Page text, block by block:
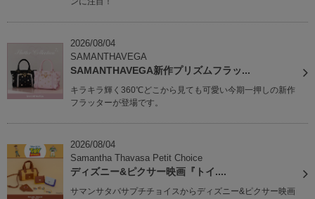
2026/08/04
SAMANTHAVEGA
SAMANTHAVEGA新作プリズムフラッ...
キラキラ輝く360℃どこから見ても可愛い今期一押しの新作
フラッターが登場です。
2026/08/04
Samantha Thavasa Petit Choice
ディズニー&ピクサー映画『トイ....
サマンサタバサプチチョイスからディズニー&ピクサー映画